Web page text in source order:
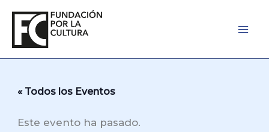
contenido
« Todos los Eventos
Este evento ha pasado.